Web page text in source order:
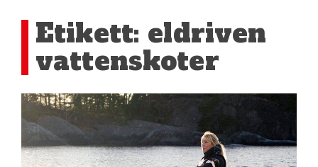
Etikett: eldriven
vattenskoter